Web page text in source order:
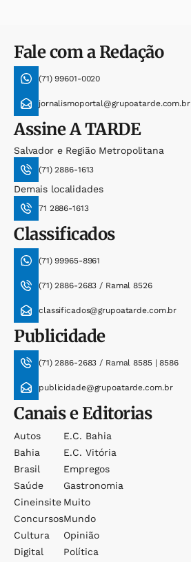
Fale com a Redação
(71) 99601-0020
jornalismoportal@grupoatarde.com.br
AssineA TARDE
Salvador e Região Metropolitana
(71) 2886-1613
Demais localidades
71 2886-1613
Classificados
(71) 99965-8961
(71) 2886-2683 / Ramal 8526
classificados@grupoatarde.com.br
Publicidade
(71) 2886-2683 / Ramal 8585 | 8586
publicidade@grupoatarde.com.br
Canais e Editorias
Autos
Bahia
Brasil
Saúde
Cineinsite
Concursos
Cultura
Digital
E.c. Bahia
E.c. Vitória
Empregos
Gastronomia
Muito
Mundo
Opinião
Política